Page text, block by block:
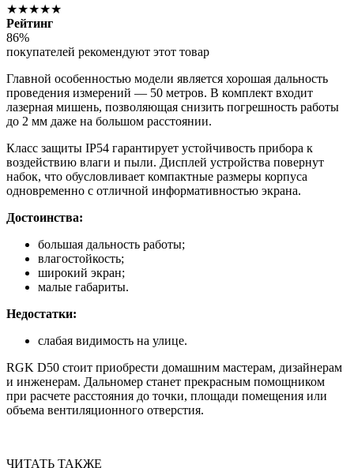
★★★★★
Рейтинг
86%
покупателей рекомендуют этот товар
Главной особенностью модели является хорошая дальность
проведения измерений — 50 метров. В комплект входит
лазерная мишень, позволяющая снизить погрешность работы
до 2 мм даже на большом расстоянии.
Класс защиты IP54 гарантирует устойчивость прибора к
воздействию влаги и пыли. Дисплей устройства повернут
набок, что обусловливает компактные размеры корпуса
одновременно с отличной информативностью экрана.
Достоинства:
большая дальность работы;
влагостойкость;
широкий экран;
малые габариты.
Недостатки:
слабая видимость на улице.
RGK D50 стоит приобрести домашним мастерам, дизайнерам
и инженерам. Дальномер станет прекрасным помощником
при расчете расстояния до точки, площади помещения или
объема вентиляционного отверстия.
ЧИТАТЬ ТАКЖЕ